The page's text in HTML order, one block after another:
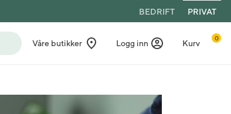
BEDRIFT PRIVAT
Våre butikker Logg inn Kurv
0